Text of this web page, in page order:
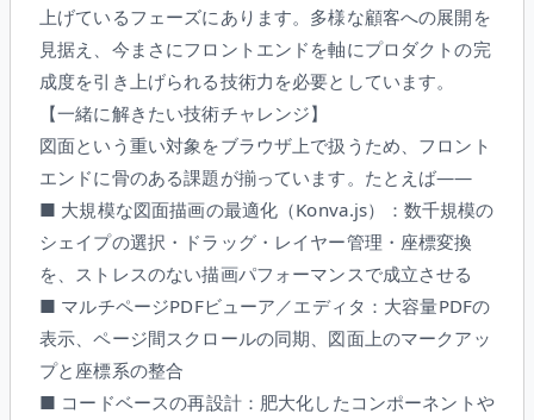
上げているフェーズにあります。多様な顧客への展開を
見据え、今まさにフロントエンドを軸にプロダクトの完
成度を引き上げられる技術力を必要としています。
【一緒に解きたい技術チャレンジ】
図面という重い対象をブラウザ上で扱うため、フロント
エンドに骨のある課題が揃っています。たとえば——
■ 大規模な図面描画の最適化（Konva.js）：数千規模の
シェイプの選択・ドラッグ・レイヤー管理・座標変換
を、ストレスのない描画パフォーマンスで成立させる
■ マルチページPDFビューア／エディタ：大容量PDFの
表示、ページ間スクロールの同期、図面上のマークアッ
プと座標系の整合
■ コードベースの再設計：肥大化したコンポーネントや